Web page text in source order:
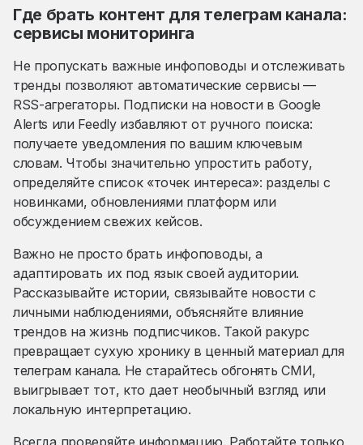
Где брать контент для телеграм канала:
сервисы мониторинга
Не пропускать важные инфоповоды и отслеживать
тренды позволяют автоматические сервисы —
RSS-агрегаторы. Подписки на новости в Google
Alerts или Feedly избавляют от ручного поиска:
получаете уведомления по вашим ключевым
словам. Чтобы значительно упростить работу,
определяйте список «точек интереса»: разделы с
новинками, обновлениями платформ или
обсуждением свежих кейсов.
Важно не просто брать инфоповоды, а
адаптировать их под язык своей аудитории.
Рассказывайте истории, связывайте новости с
личными наблюдениями, объясняйте влияние
трендов на жизнь подписчиков. Такой ракурс
превращает сухую хронику в ценный материал для
телеграм канала. Не старайтесь обгонять СМИ,
выигрывает тот, кто дает необычный взгляд или
локальную интерпретацию.